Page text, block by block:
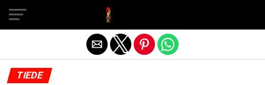
TIEDE
Exit mobile version